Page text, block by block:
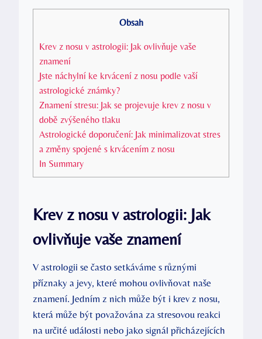
Obsah
Krev z nosu v astrologii: Jak ovlivňuje vaše
znamení
Jste náchylní ke krvácení z nosu podle vaší
astrologické známky?
Znamení stresu: Jak se projevuje krev z nosu v
době zvýšeného tlaku
Astrologické doporučení: Jak minimalizovat stres
a změny spojené s krvácením z nosu
In Summary
Krev z nosu v astrologii: Jak
ovlivňuje vaše znamení
V astrologii se často setkáváme s různými
příznaky a jevy, které mohou ovlivňovat naše
znamení. Jedním z nich může být i krev z nosu,
která může být považována za stresovou reakci
na určité události nebo jako signál přicházejících